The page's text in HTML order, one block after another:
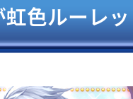
色ルーレ